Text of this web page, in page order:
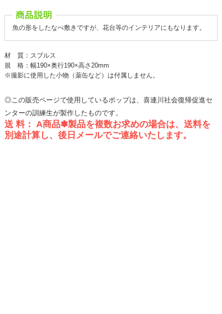
魚の形をしたなべ敷きですが、花台等のインテリアにもなります。
材 質：スプルス
規 格：幅190×奥行190×高さ20mm
※撮影に使用した小物（薬缶など）は付属しません。
◎この販売ページで使用しているポップは、喜連川社会復帰促進セ
ンターの訓練生が製作したものです。
送 料： A商品✽製品を複数お求めの場合は、送料を
別途計算し、後日メールでご連絡いたします。